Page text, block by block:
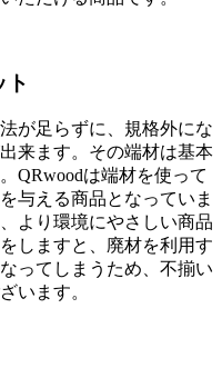
ト
が足らずに、規格外にな
来ます。その端材は基本
QRwoodは端材を使って
与える商品となっていま
より環境にやさしい商品
しますと、廃材を利用す
ってしまうため、不揃い
います。